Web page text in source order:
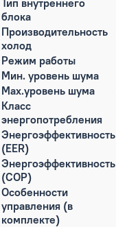
Тип внутреннего
блока
Производительность
холод
Режим работы
Мин. уровень шума
Max.уровень шума
Класс
энергопотребления
Энергоэффективность
(EER)
Энергоэффективность
(COP)
Особенности
управления (в
комплекте)